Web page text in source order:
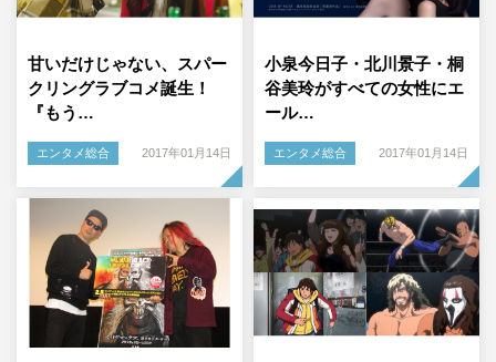
甘いだけじゃない、スパー
クリングラブコメ誕生！
『もう…
エンタメ総合 2017年01月14日
小泉今日子・北川景子・桐
谷美玲がすべての女性にエ
ール…
エンタメ総合 2017年01月14日